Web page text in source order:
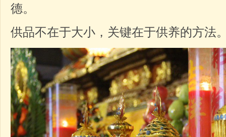
德。
供品不在于大小，关键在于供养的方法